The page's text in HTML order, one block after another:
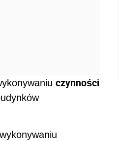
czynności